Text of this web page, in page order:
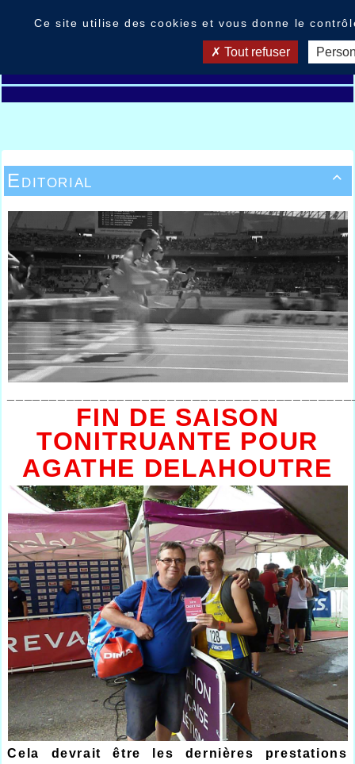

Editorial
FIN DE SAISON
TONITRUANTE POUR
AGATHE DELAHOUTRE
Cela devrait être les dernières prestations
Ce site utilise des cookies et vous donne le
Tout refuser